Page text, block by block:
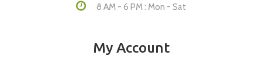
8 AM - 6 PM : Mon - Sat
My Account